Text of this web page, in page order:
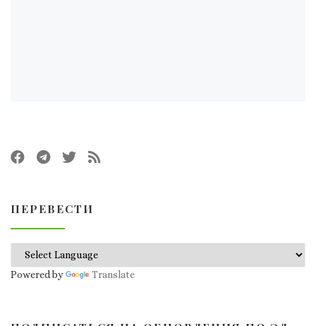
ПЕРЕВЕСТИ
Powered by Translate